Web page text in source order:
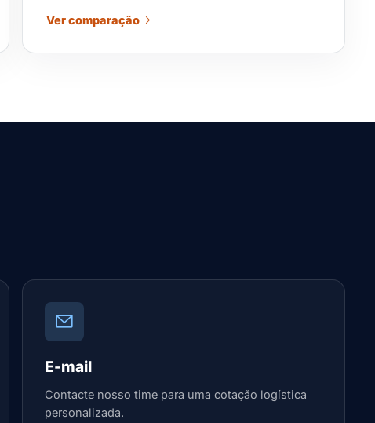
Ver comparação
E-mail
Contacte nosso time para uma cotação logística
personalizada.